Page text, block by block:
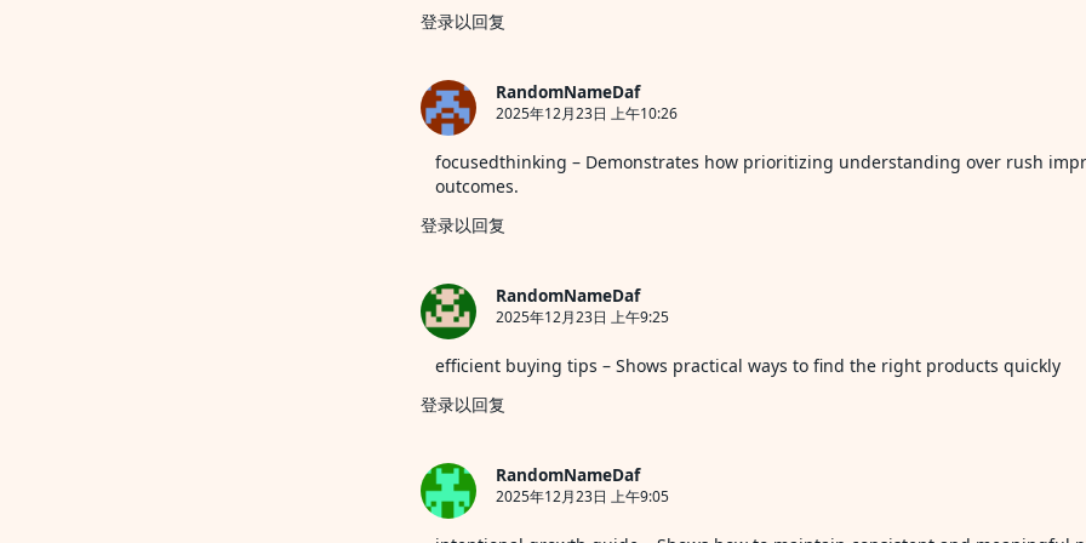
登录以回复
RandomNameDaf
2025年12月23日 上午10:26
focusedthinking – Demonstrates how prioritizing understanding over rush
outcomes.
登录以回复
RandomNameDaf
2025年12月23日 上午9:25
efficient buying tips – Shows practical ways to find the right products quickly
登录以回复
RandomNameDaf
2025年12月23日 上午9:05